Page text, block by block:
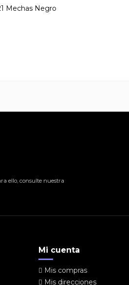
ello, consulte nuestra
Mi cuenta
Mis compras
Mis direcciones